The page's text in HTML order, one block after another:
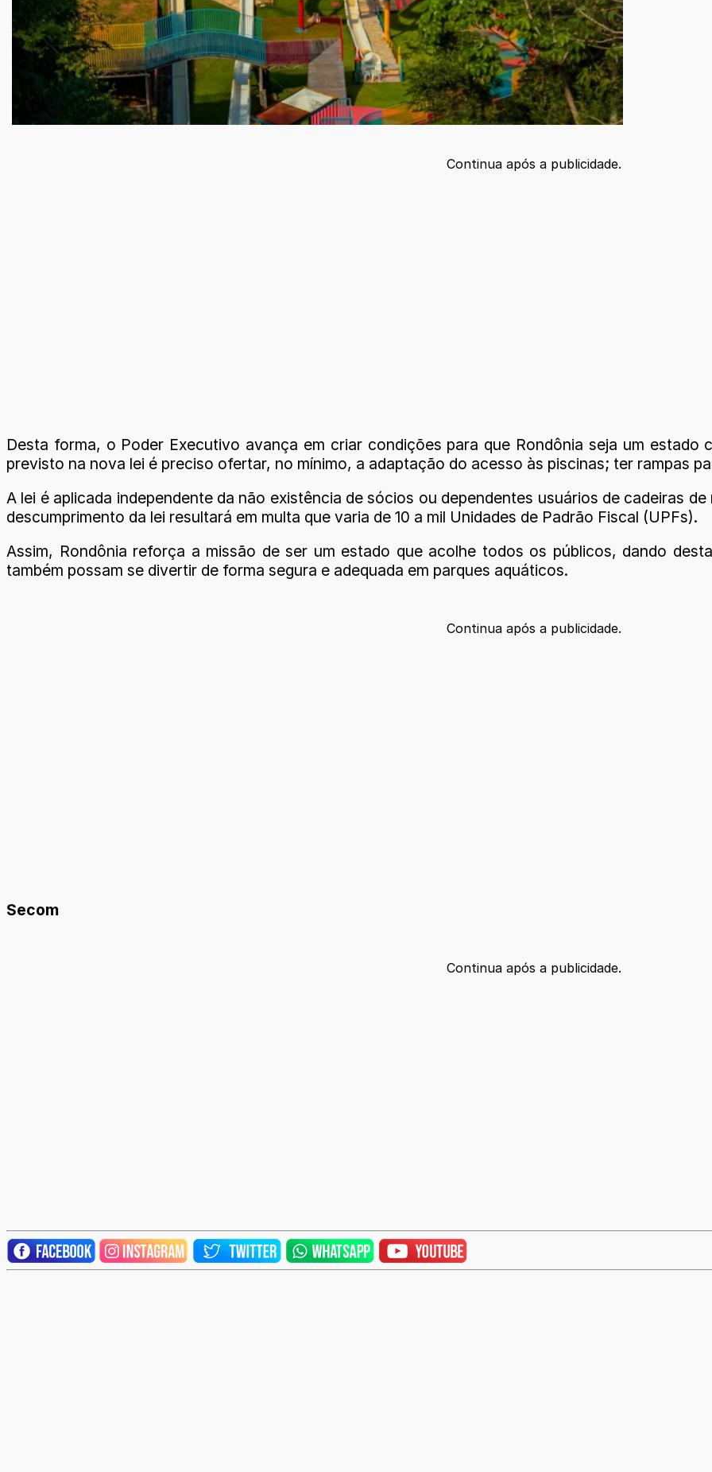
Continua após a publicidade.
Desta forma, o Poder Executivo avança em criar condições para que Rondônia seja um estado
previsto na nova lei é preciso ofertar, no mínimo, a adaptação do acesso às piscinas; ter rampas
A lei é aplicada independente da não existência de sócios ou dependentes usuários de cadeiras
descumprimento da lei resultará em multa que varia de 10 a mil Unidades de Padrão Fiscal (UPFs).
Assim, Rondônia reforça a missão de ser um estado que acolhe todos os públicos, dando
também possam se divertir de forma segura e adequada em parques aquáticos.
Continua após a publicidade.
Secom
Continua após a publicidade.